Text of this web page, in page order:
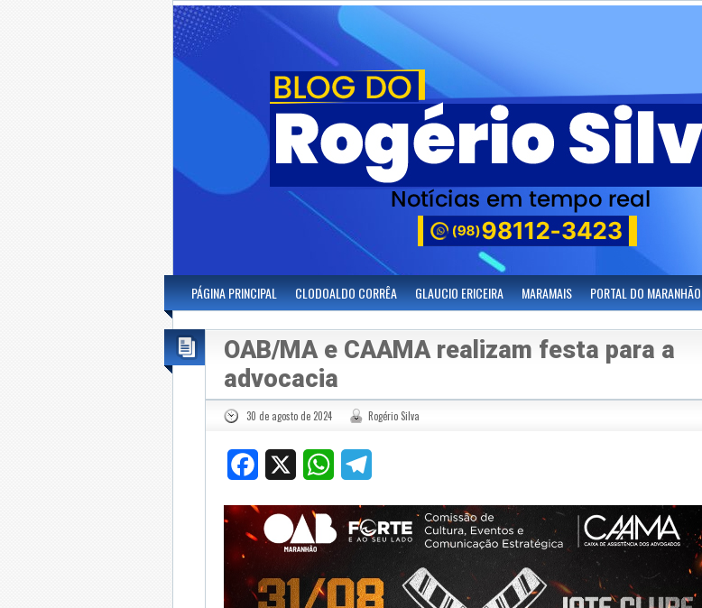
PÁGINA PRINCIPAL CLODOALDO CORRÊA GLAUCIO ERICEIRA MARAMAIS PORTAL DO MARANHÃO
OAB/MA e CAAMA realizam festa para a
advocacia
30 de agosto de 2024 Rogério Silva
Facebook WhatsApp